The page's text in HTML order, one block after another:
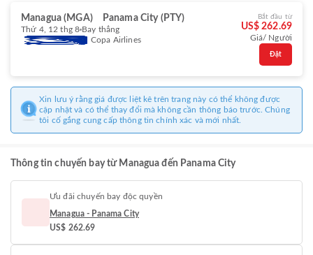
Managua (MGA) Panama City (PTY)
Thứ 4, 12 thg 8 Bay thẳng
Copa Airlines
Bắt đầu từ
US$ 262.69
Giá/ Người
Đặt
Xin lưu ý rằng giá được liệt kê trên trang này có thể không được
cập nhật và có thể thay đổi mà không cần thông báo trước. Chúng
tôi cố gắng cung cấp thông tin chính xác và mới nhất.
Thông tin chuyến bay từ Managua đến Panama City
Ưu đãi chuyến bay độc quyền
Managua - Panama City
US$ 262.69